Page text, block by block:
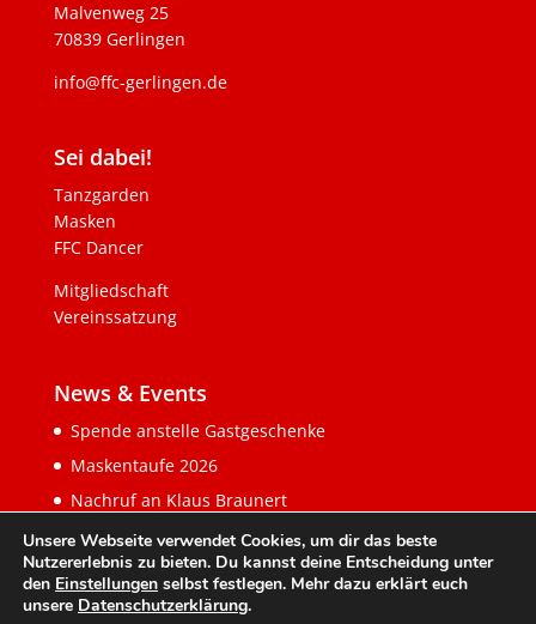
Malvenweg 25
70839 Gerlingen
info@ffc-gerlingen.de
Sei dabei!
Tanzgarden
Masken
FFC Dancer
Mitgliedschaft
Vereinssatzung
News & Events
Spende anstelle Gastgeschenke
Maskentaufe 2026
Nachruf an Klaus Braunert
Unsere Webseite verwendet Cookies, um dir das beste
Nutzererlebnis zu bieten. Du kannst deine Entscheidung unter
den Einstellungen selbst festlegen. Mehr dazu erklärt euch
unsere Datenschutzerklärung.